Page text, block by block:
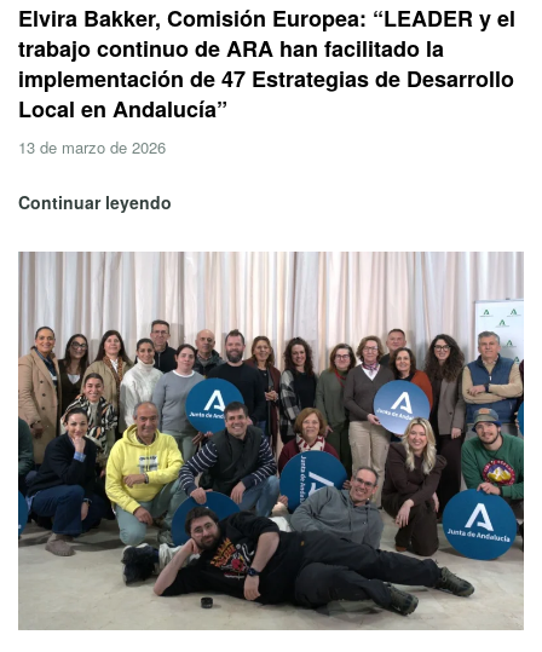
Elvira Bakker, Comisión Europea: “LEADER y el
trabajo continuo de ARA han facilitado la
implementación de 47 Estrategias de Desarrollo
Local en Andalucía”
13 de marzo de 2026
Continuar leyendo